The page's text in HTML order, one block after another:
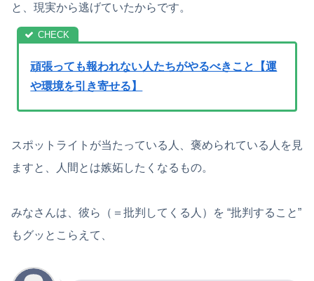
と、現実から逃げていたからです。
頑張っても報われない人たちがやるべきこと【運
や環境を引き寄せる】
スポットライトが当たっている人、褒められている人を見
ますと、人間とは嫉妬したくなるもの。
みなさんは、彼ら（＝批判してくる人）を “批判すること”
もグッとこらえて、